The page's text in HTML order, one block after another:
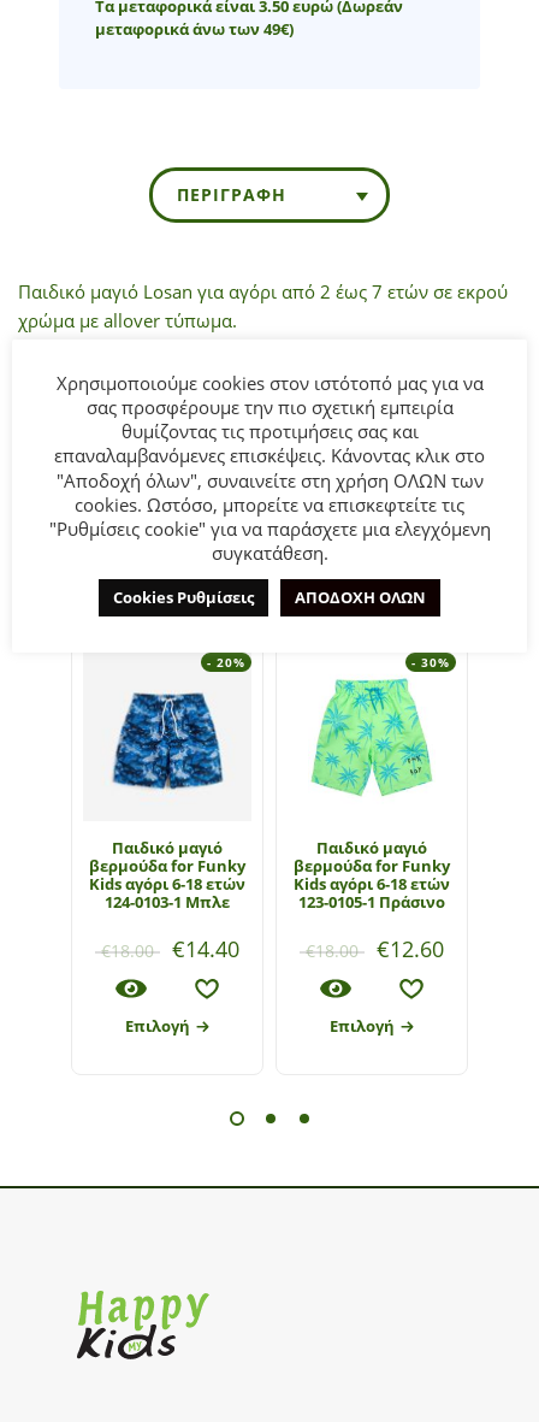
Τα μεταφορικά είναι 3.50 ευρώ(Δωρεάν
μεταφορικά άνω των 49€)
ΠΕΡΙΓΡΑΦΉ
Παιδικό μαγιό Losan για αγόρι από 2 έως 7 ετών σε εκρού
χρώμα με allover τύπωμα.
Σύνθεση:100% COTTON.
ΣΥΜΒΟΥΛΕΣ
Πλένεται στο πλυντήριο στους 30°C.
ΣΧΕΤΙΚΆ ΠΡΟΪΌΝΤΑ
- 20%
Παιδικό μαγιό
βερμούδα for Funky
Kids αγόρι 6-18 ετών
124-0103-1 Μπλε
€18.00 €14.40
Επιλογή
- 30%
Παιδικό μαγιό
βερμούδα for Funky
Kids αγόρι 6-18 ετών
123-0105-1 Πράσινο
€18.00 €12.60
Επιλογή
Χρησιμοποιούμε cookies στον ιστότοπό μας για να
σας προσφέρουμε την πιο σχετική εμπειρία
θυμίζοντας τις προτιμήσεις σας και
επαναλαμβανόμενες επισκέψεις. Κάνοντας κλικ στο
"Αποδοχή όλων", συναινείτε στη χρήση ΟΛΩΝ των
cookies. Ωστόσο, μπορείτε να επισκεφτείτε τις
"Ρυθμίσεις cookie" για να παράσχετε μια ελεγχόμενη
συγκατάθεση.
Cookies Ρυθμίσεις ΑΠΟΔΟΧΗ ΟΛΩΝ